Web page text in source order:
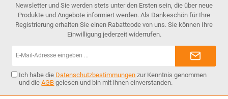
Newsletter und Sie werden stets unter den Ersten sein, die über neue
Produkte und Angebote informiert werden. Als Dankeschön für Ihre
Registrierung erhalten Sie einen Rabattcode von uns. Sie können Ihre
Einwilligung jederzeit widerrufen.
Ich habe die Datenschutzbestimmungen zur Kenntnis genommen
und dieAGB gelesen und bin mit ihnen einverstanden.